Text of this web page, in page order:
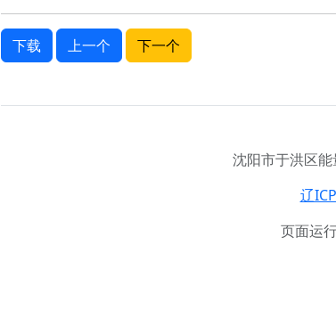
下载 上一个 下一个
沈阳市于洪区
辽
页面运